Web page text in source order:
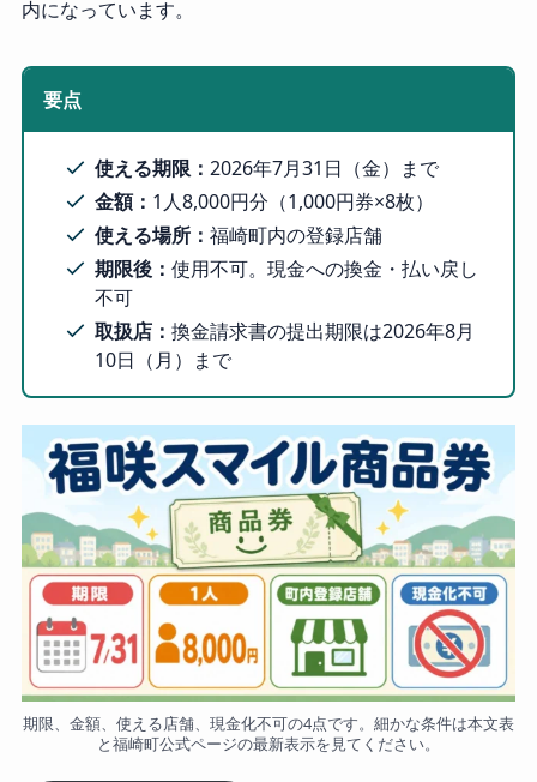
内になっています。
要点
使える期限：2026年7月31日（金）まで
金額： 1人8,000円分（1,000円券×8枚）
使える場所：福崎町内の登録店舗
期限後：使用不可。現金への換金・払い戻し
不可
取扱店：換金請求書の提出期限は2026年8月
10日（月）まで
期限、金額、使える店舗、現金化不可の4点です。細かな条件は本文表
と福崎町公式ページの最新表示を見てください。